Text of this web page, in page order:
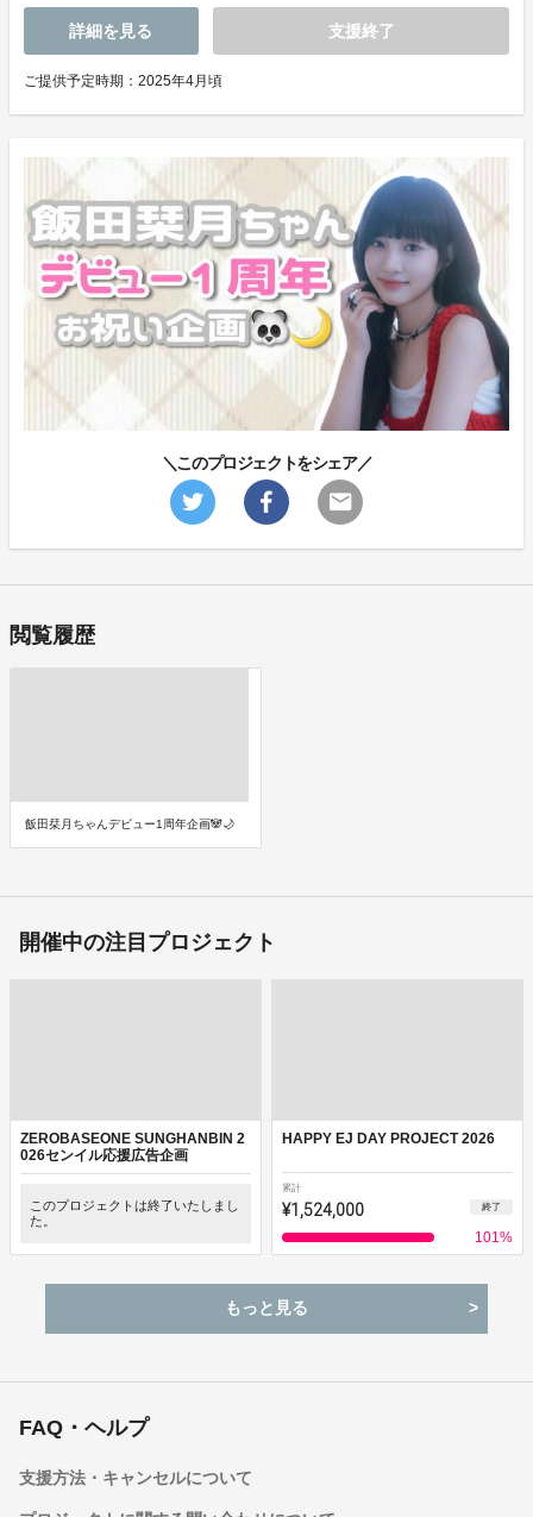
詳細を見る 支援終了
ご提供予定時期：2025年4月頃
＼このプロジェクトをシェア／
閲覧履歴
飯田栞月ちゃんデビュー1周年企画🐼🌙
開催中の注目プロジェクト
ZEROBASEONE SUNGHANBIN 2
026センイル応援広告企画
このプロジェクトは終了いたしまし
た。
HAPPY EJ DAY PROJECT 2026
累計
¥1,524,000 終了
101 %
もっと見る
FAQ・ヘルプ
支援方法・キャンセルについて